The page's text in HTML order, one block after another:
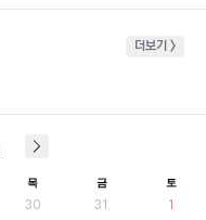
더보기 >
목 금 토
30 31 1